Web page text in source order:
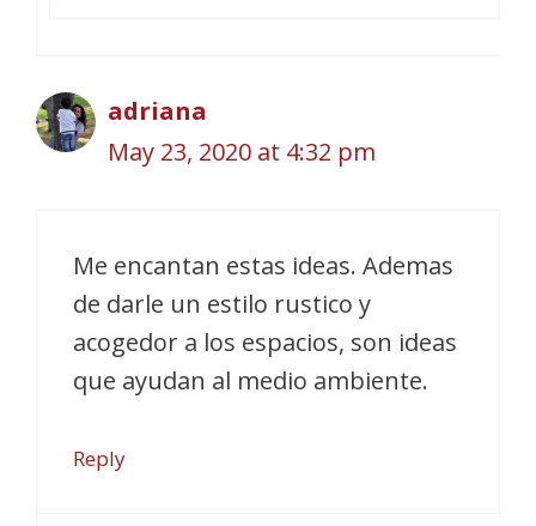
adriana
May 23, 2020 at 4:32 pm
Me encantan estas ideas. Ademas
de darle un estilo rustico y
acogedor a los espacios, son ideas
que ayudan al medio ambiente.
Reply